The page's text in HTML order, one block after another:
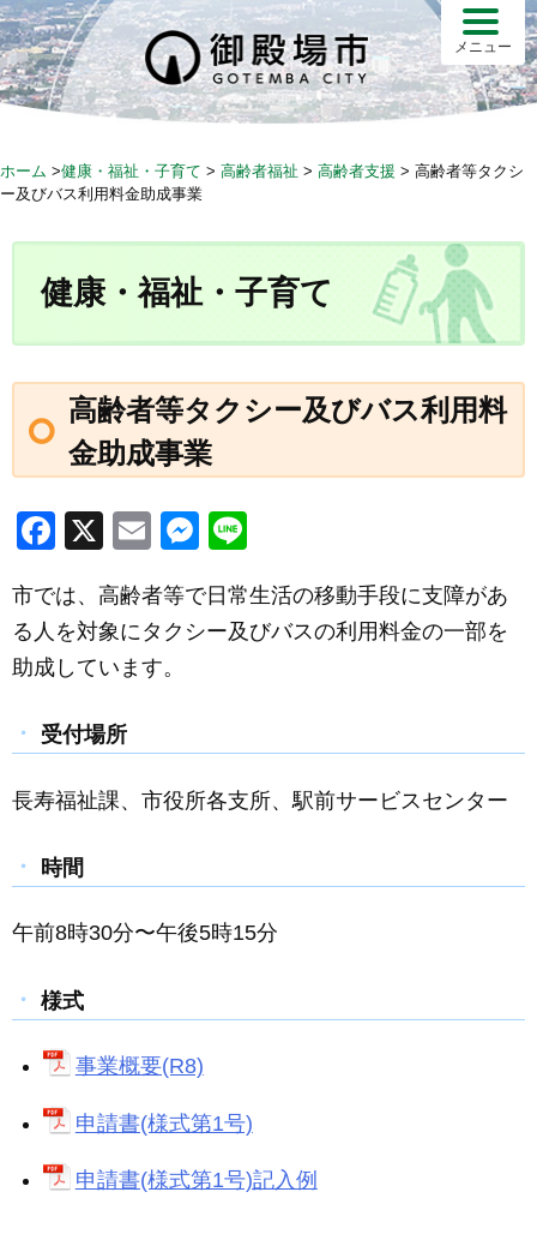
S
k
i
p
メニュー
ホーム >健康・福祉・子育て > 高齢者福祉 > 高齢者支援 > 高齢者等タクシ
ー及びバス利用料金助成事業
健康・福祉・子育て
高齢者等タクシー及びバス利用料
金助成事業
F
c
e
b
o
o
k
X
E
ail
M
ss
e
er
e
市では、高齢者等で日常生活の移動手段に支障があ
る人を対象にタクシー及びバスの利用料金の一部を
助成しています。
受付場所
長寿福祉課、市役所各支所、駅前サービスセンター
時間
午前8時30分〜午後5時15分
様式
事業概要(R8)
申請書(様式第1号)
申請書(様式第1号)記入例